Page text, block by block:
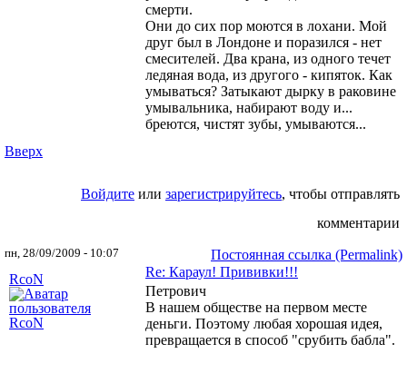
смерти.
Они до сих пор моются в лохани. Мой
друг был в Лондоне и поразился - нет
смесителей. Два крана, из одного течет
ледяная вода, из другого - кипяток. Как
умываться? Затыкают дырку в раковине
умывальника, набирают воду и...
бреются, чистят зубы, умываются...
Вверх
Войдите или зарегистрируйтесь, чтобы отправлять
комментарии
пн, 28/09/2009 - 10:07
Постоянная ссылка (Permalink)
RcoN
Re: Караул! Прививки!!!
Петрович
В нашем обществе на первом месте
деньги. Поэтому любая хорошая идея,
превращается в способ "срубить бабла".